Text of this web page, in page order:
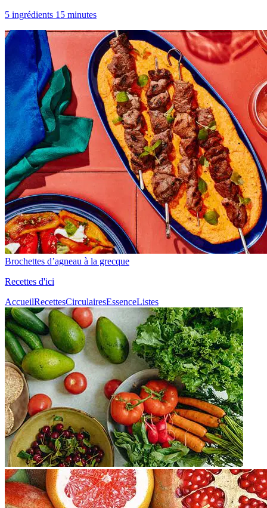
5 ingrédients 15 minutes
Brochettes d’agneau à la grecque
Recettes d'ici
AccueilRecettesCirculairesEssenceListes